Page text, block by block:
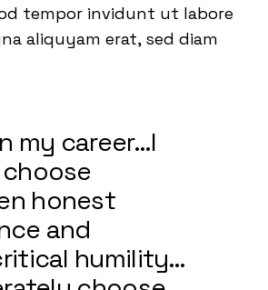
tempor invidunt ut labore
aliquyam erat, sed diam
my career…I
honest
and
humility…